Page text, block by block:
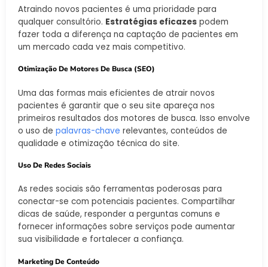
Atraindo novos pacientes é uma prioridade para
qualquer consultório. Estratégias eficazes podem
fazer toda a diferença na captação de pacientes em
um mercado cada vez mais competitivo.
Otimização De Motores De Busca (SEO)
Uma das formas mais eficientes de atrair novos
pacientes é garantir que o seu site apareça nos
primeiros resultados dos motores de busca. Isso envolve
o uso de palavras-chave relevantes, conteúdos de
qualidade e otimização técnica do site.
Uso De Redes Sociais
As redes sociais são ferramentas poderosas para
conectar-se com potenciais pacientes. Compartilhar
dicas de saúde, responder a perguntas comuns e
fornecer informações sobre serviços pode aumentar
sua visibilidade e fortalecer a confiança.
Marketing De Conteúdo